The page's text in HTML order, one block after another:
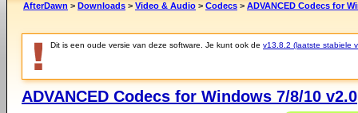
AfterDawn > Downloads > Video & Audio > Codecs > ADVANCED Codecs for
Dit is een oude versie van deze software. Je kunt ook de v13.8.2 (laatste stabiele
ADVANCED Codecs for Windows 7/8/10 v2.0